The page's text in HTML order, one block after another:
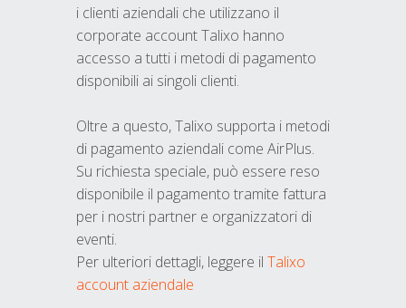
i clienti aziendali che utilizzano il
corporate account Talixo hanno
accesso a tutti i metodi di pagamento
disponibili ai singoli clienti.
Oltre a questo, Talixo supporta i metodi
di pagamento aziendali come AirPlus.
Su richiesta speciale, può essere reso
disponibile il pagamento tramite fattura
per i nostri partner e organizzatori di
eventi.
Per ulteriori dettagli, leggere il Talixo
account aziendale